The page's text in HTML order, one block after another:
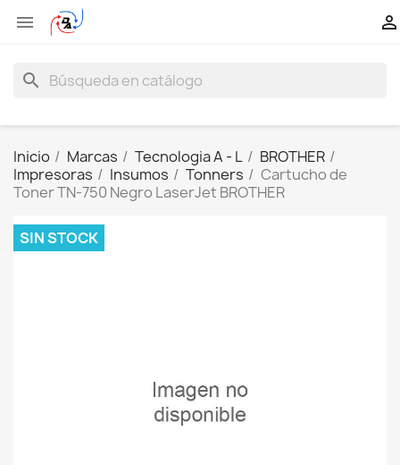
 
search
Inicio Marcas Tecnologia A - L
BROTHER
Impresoras
Insumos Tonners
Cartucho de
Toner TN-750 Negro LaserJet BROTHER
SIN STOCK